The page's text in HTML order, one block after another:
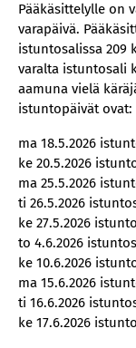
Pääkäsittelylle on
varapäivä.
istuntosalissa 209
varalta istuntosali
aamuna vielä
istuntopäivät ovat:
ma 18.5.2026
ke 20.5.2026
ma 25.5.2026
ti 26.5.2026
ke 27.5.2026
to 4.6.2026
ke 10.6.2026
ma 15.6.2026
ti 16.6.2026
ke 17.6.2026